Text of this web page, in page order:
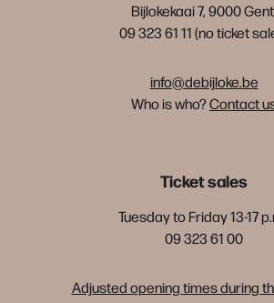
Bijlokekaai 7, 9000 Gent
09 323 61 11 (no ticket
info@debijloke.be
Who is who?Contact
Ticket sales
Tuesday to Friday 13-17
09 323 61 00
Adjusted opening times during